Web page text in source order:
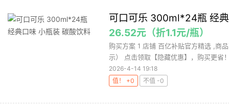
可口可乐 300ml*24瓶 经
26.52元（折1.1元/瓶）
购买方案 1 店铺 百亿补贴官方精选 ,商
示） 点击领取【隐藏优惠】，购买更省
2026-4-14 19:18
值！ +0
不值 -0